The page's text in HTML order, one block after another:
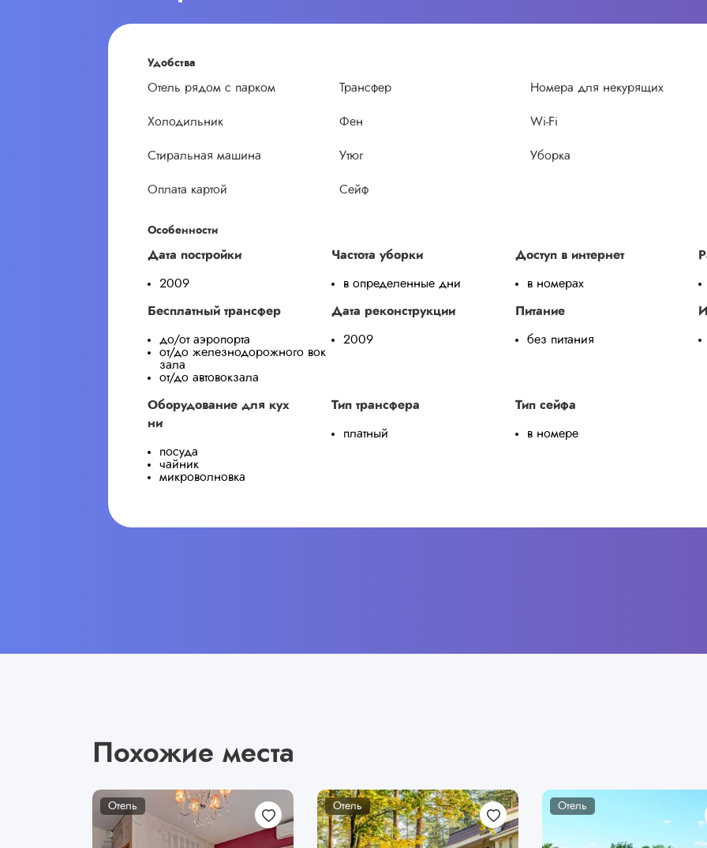
Удобства
Отель рядом с парком Трансфер Номера для некурящих
Холодильник Фен Wi-Fi
Стиральная машина Утюг Уборка
Оплата картой Сейф
Особенности
Дата постройки
2009
Частота уборки
в определенные дни
Доступ в интернет
в номерах
Бесплатный трансфер
до/от аэропорта
от/до железнодорожного вок
зала
от/до автовокзала
Дата реконструкции
2009
Питание
без питания
Оборудование для кух
ни
посуда
чайник
микроволновка
Тип трансфера
платный
Тип сейфа
в номере
Похожие места
Отель Отель Отель